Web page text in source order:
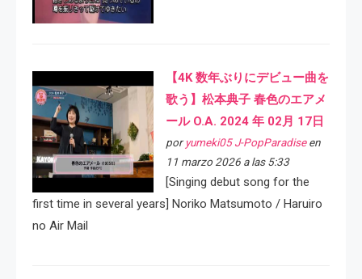
【4K 数年ぶりにデビュー曲を
歌う】松本典子 春色のエアメ
ール O.A. 2024 年 02月 17日
por yumeki05 J-PopParadiseen
11 marzo 2026 a las 5:33
[Singing debut song for the
first time in several years] Noriko Matsumoto / Haruiro
no Air Mail